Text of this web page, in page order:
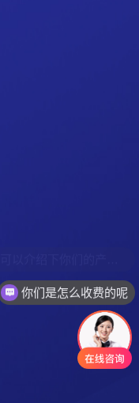
你们是怎么收费的呢